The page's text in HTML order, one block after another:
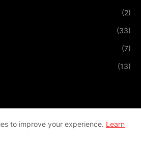
(2)
(33)
(7)
(13)
to improve your experience. Learn